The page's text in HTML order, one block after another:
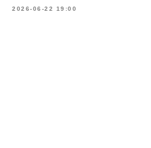
2026-06-22 19:00